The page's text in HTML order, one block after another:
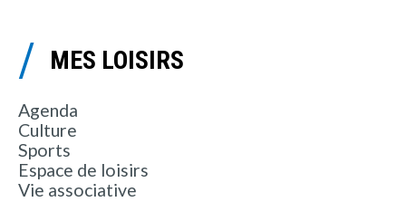
MES LOISIRS
Agenda
Culture
Sports
Espace de loisirs
Vie associative